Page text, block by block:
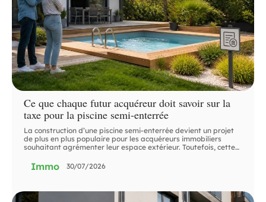
Ce que chaque futur acquéreur doit savoir sur la
taxe pour la piscine semi-enterrée
La construction d’une piscine semi-enterrée devient un projet
de plus en plus populaire pour les acquéreurs immobiliers
souhaitant agrémenter leur espace extérieur. Toutefois, cette…
Immo 30/07/2026